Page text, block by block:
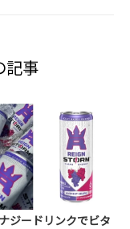
記事
ジードリンクでビタ